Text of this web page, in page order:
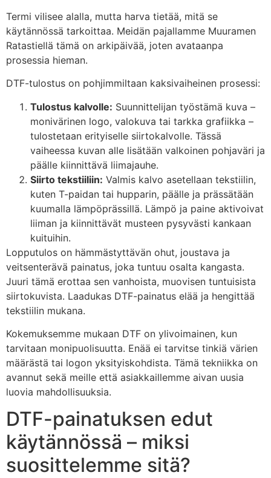
Termi vilisee alalla, mutta harva tietää, mitä se
käytännössä tarkoittaa. Meidän pajallamme Muuramen
Ratastiellä tämä on arkipäivää, joten avataanpa
prosessia hieman.
DTF-tulostus on pohjimmiltaan kaksivaiheinen prosessi:
Tulostus kalvolle: Suunnittelijan työstämä kuva –
monivärinen logo, valokuva tai tarkka grafiikka –
tulostetaan erityiselle siirtokalvolle. Tässä
vaiheessa kuvan alle lisätään valkoinen pohjaväri ja
päälle kiinnittävä liimajauhe.
Siirto tekstiiliin: Valmis kalvo asetellaan tekstiilin,
kuten T-paidan tai hupparin, päälle ja prässätään
kuumalla lämpöprässillä. Lämpö ja paine aktivoivat
liiman ja kiinnittävät musteen pysyvästi kankaan
kuituihin.
Lopputulos on hämmästyttävän ohut, joustava ja
veitsenterävä painatus, joka tuntuu osalta kangasta.
Juuri tämä erottaa sen vanhoista, muovisen tuntuisista
siirtokuvista. Laadukas DTF-painatus elää ja hengittää
tekstiilin mukana.
Kokemuksemme mukaan DTF on ylivoimainen, kun
tarvitaan monipuolisuutta. Enää ei tarvitse tinkiä värien
määrästä tai logon yksityiskohdista. Tämä tekniikka on
avannut sekä meille että asiakkaillemme aivan uusia
luovia mahdollisuuksia.
DTF-painatuksen edut
käytännössä – miksi
suosittelemme sitä?